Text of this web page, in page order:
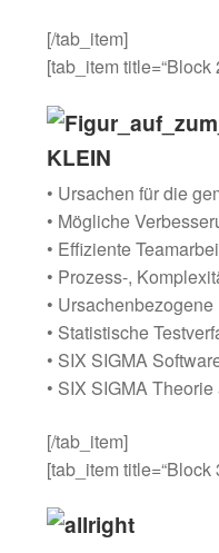
[/tab_item]
[tab_item title=“Block
• Ursachen für die
• Mögliche
• Effiziente
• Prozess-,
•
• Statistische
• SIX SIGMA
• SIX SIGMA
[/tab_item]
[tab_item title=“Block